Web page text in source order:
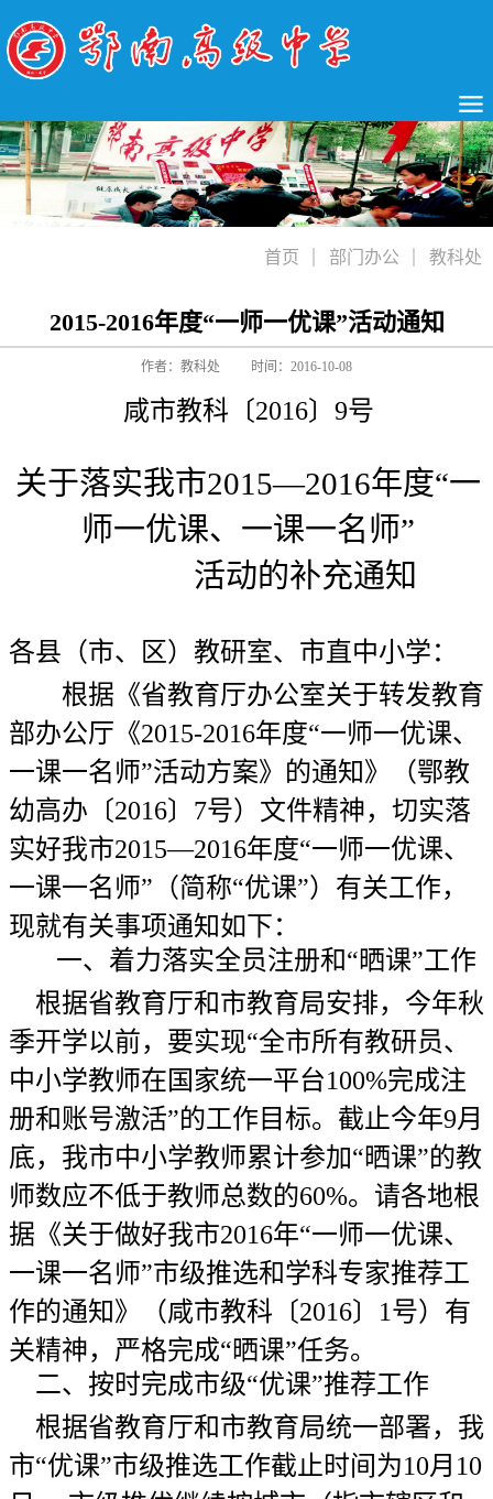
首页 部门办公 教科处
2015-2016年度“一师一优课”活动通知
作者：教科处 时间：2016-10-08
咸市教科〔2016〕9号
关于落实我市2015—2016年度“一
师一优课、一课一名师”
活动的补充通知
各县（市、区）教研室、市直中小学：
根据《省教育厅办公室关于转发教育
部办公厅《2015-2016年度“一师一优课、
一课一名师”活动方案》的通知》（鄂教
幼高办〔2016〕7号）文件精神，切实落
实好我市2015—2016年度“一师一优课、
一课一名师”（简称“优课”）有关工作，
现就有关事项通知如下：
一、着力落实全员注册和“晒课”工作
根据省教育厅和市教育局安排，今年秋
季开学以前，要实现“全市所有教研员、
中小学教师在国家统一平台100%完成注
册和账号激活”的工作目标。截止今年9月
底，我市中小学教师累计参加“晒课”的教
师数应不低于教师总数的60%。请各地根
据《关于做好我市2016年“一师一优课、
一课一名师”市级推选和学科专家推荐工
作的通知》（咸市教科〔2016〕1号）有
关精神，严格完成“晒课”任务。
二、按时完成市级“优课”推荐工作
根据省教育厅和市教育局统一部署，我
市“优课”市级推选工作截止时间为10月10